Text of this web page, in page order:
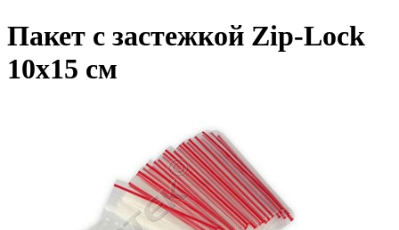
Пакет с застежкой Zip-Lock
10х15 см